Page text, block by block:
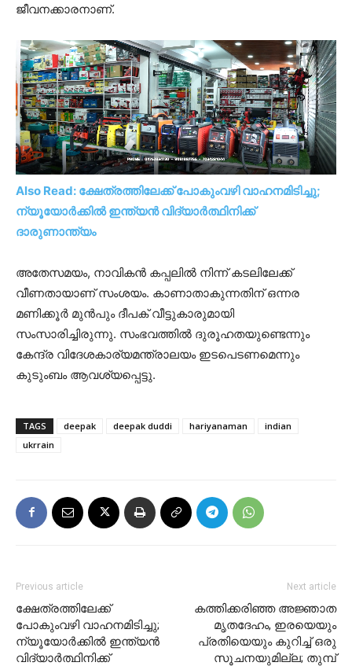
ജീവനക്കാരനാണ്.
Also Read: ക്ഷേത്രത്തിലേക്ക് പോകുംവഴി വാഹനമിടിച്ചു;
ന്യൂയോർക്കിൽ ​ഇന്ത്യൻ വിദ്യാ‍ർത്ഥിനിക്ക്
ദാരുണാന്ത്യം
അതേസമയം, നാവികൻ കപ്പലിൽ നിന്ന് കടലിലേക്ക്
വീണതായാണ് സംശയം. കാണാതാകുന്നതിന് ഒന്നര
മണിക്കൂർ മുൻപും ദീപക് വീട്ടുകാരുമായി
സംസാരിച്ചിരുന്നു. സംഭവത്തിൽ ദുരൂഹതയുണ്ടെന്നും
കേന്ദ്ര വിദേശകാര്യമന്ത്രാലയം ഇടപെടണമെന്നും
കുടുംബം ആവശ്യപ്പെട്ടു.
TAGS deepak deepak duddi hariyanaman
indian
ukrrain
Previous article
ക്ഷേത്രത്തിലേക്ക്
പോകുംവഴി വാഹനമിടിച്ചു;
ന്യൂയോർക്കിൽ ​ഇന്ത്യൻ
വിദ്യാ‍ർത്ഥിനിക്ക്
Next article
കത്തിക്കരിഞ്ഞ അജ്ഞാത
മൃതദേഹം, ഇരയെയും
പ്രതിയെയും കുറിച്ച് ഒരു
സൂചനയുമില്ല; തുമ്പ്